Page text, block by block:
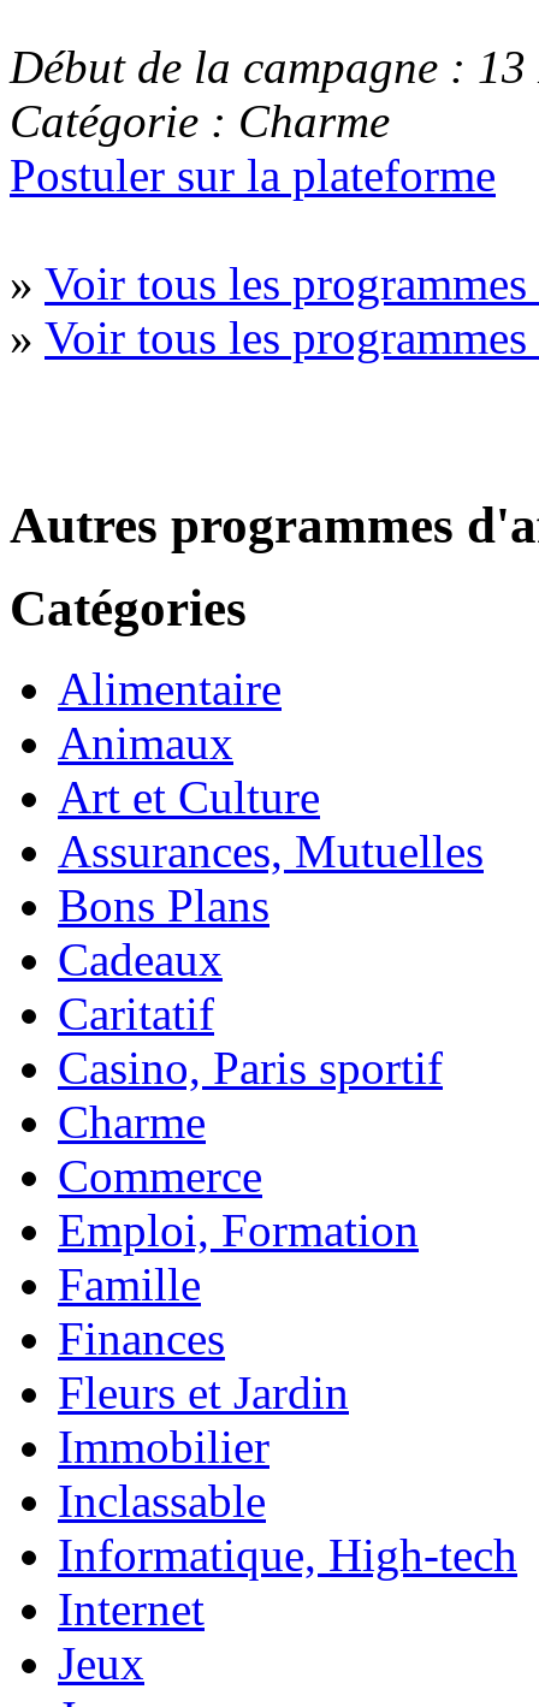
Début de la campagne :
Catégorie : Charme
Postuler sur la plateforme
» Voir tous les
» Voir tous les
Autres programmes
Catégories
Alimentaire
Animaux
Art et Culture
Assurances, Mutuelles
Bons Plans
Cadeaux
Caritatif
Casino, Paris sportif
Charme
Commerce
Emploi, Formation
Famille
Finances
Fleurs et Jardin
Immobilier
Inclassable
Informatique, High-tech
Internet
Jeux